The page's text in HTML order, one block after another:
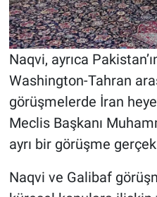
Naqvi, ayrıca
Washington-Tahran
görüşmelerde İran
Meclis Başkanı
ayrı bir görüşme
Naqvi ve Galibaf